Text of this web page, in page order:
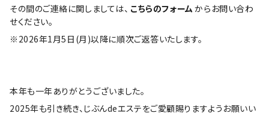
その間のご連絡に関しましては、 こちらのフォームからお問い合わ
せください。
※2026年1月5日(月)以降に順次ご返答いたします。
本年も一年ありがとうございました。
2025年も引き続き、じぶんdeエステをご愛顧賜りますようお願いい